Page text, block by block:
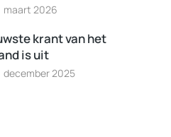
maart 2026
krant van het
is uit
december 2025